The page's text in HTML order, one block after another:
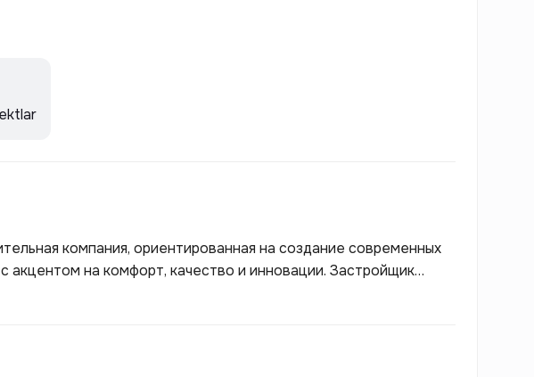
компания, ориентированная на создание современных
акцентом на комфорт, качество и инновации. Застройщик
отличаются продуманными архитектурными решениями,
потребностям жителей. Компания стремится предложить